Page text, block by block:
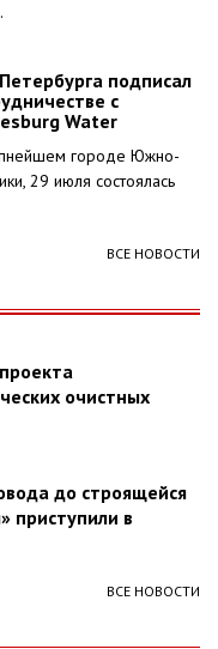
подписал
с
Water
городе Южно-
29 июля состоялась
ВСЕ НОВОСТИ
очистных
до строящейся
приступили в
ВСЕ НОВОСТИ